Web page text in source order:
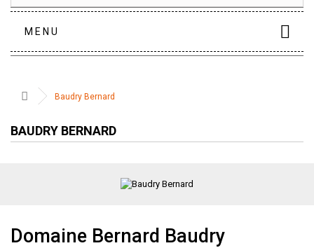
MENU
Baudry Bernard
BAUDRY BERNARD
Domaine Bernard Baudry